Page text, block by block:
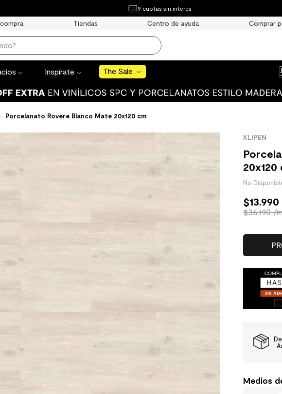
9 cuotas sin interés
Tiendas Centro de ayuda Comprar
Inspírate The Sale
Inspírate The Sale
¿Qué estás buscando?
TÉRMINOS MÁS BUSCADOS
1. mueble baño
2 mampara
4. ceramica muro
5 . espejo
8
spc
Porcelanato Rovere Blanco Mate 20x120 cm
KLIPEN
20x120
$13.990
$36.190 /
Medios